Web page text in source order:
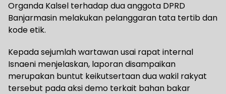
Organda Kalsel terhadap dua anggota DPRD
Banjarmasin melakukan pelanggaran tata tertib dan
kode etik.
Kepada sejumlah wartawan usai rapat internal
Isnaeni menjelaskan, laporan disampaikan
merupakan buntut keikutsertaan dua wakil rakyat
tersebut pada aksi demo terkait bahan bakar